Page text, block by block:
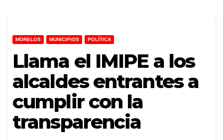
MORELOS MUNICIPIOS POLÍTICA
Llama el IMIPE a los
alcaldes entrantes a
cumplir con la
transparencia